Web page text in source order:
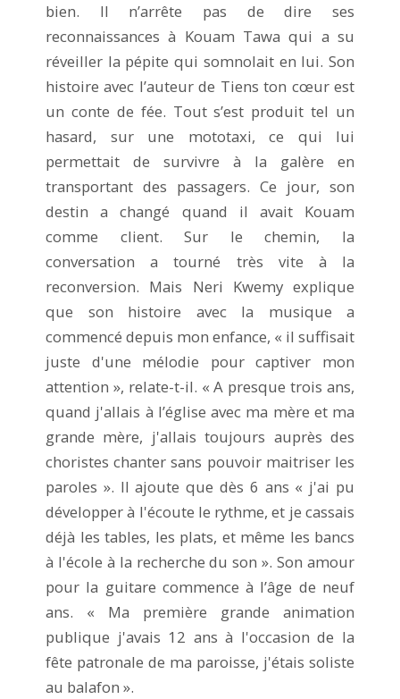
bien. Il n’arrête pas de dire ses
reconnaissances à Kouam Tawa qui a su
réveiller la pépite qui somnolait en lui. Son
histoire avec l’auteur de Tiens ton cœur est
un conte de fée. Tout s’est produit tel un
hasard, sur une mototaxi, ce qui lui
permettait de survivre à la galère en
transportant des passagers. Ce jour, son
destin a changé quand il avait Kouam
comme client. Sur le chemin, la
conversation a tourné très vite à la
reconversion. Mais Neri Kwemy explique
que son histoire avec la musique a
commencé depuis mon enfance, « il suffisait
juste d'une mélodie pour captiver mon
attention », relate-t-il. « A presque trois ans,
quand j'allais à l’église avec ma mère et ma
grande mère, j'allais toujours auprès des
choristes chanter sans pouvoir maitriser les
paroles ». Il ajoute que dès 6 ans « j'ai pu
développer à l'écoute le rythme, et je cassais
déjà les tables, les plats, et même les bancs
à l'école à la recherche du son ». Son amour
pour la guitare commence à l’âge de neuf
ans. « Ma première grande animation
publique j'avais 12 ans à l'occasion de la
fête patronale de ma paroisse, j'étais soliste
au balafon ».